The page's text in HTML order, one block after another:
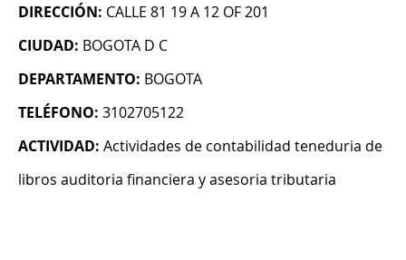
DIRECCIÓN: CALLE 81 19 A 12 OF 201
CIUDAD: BOGOTA D C
DEPARTAMENTO: BOGOTA
TELÉFONO: 3102705122
ACTIVIDAD: Actividades de contabilidad teneduria de
libros auditoria financiera y asesoria tributaria